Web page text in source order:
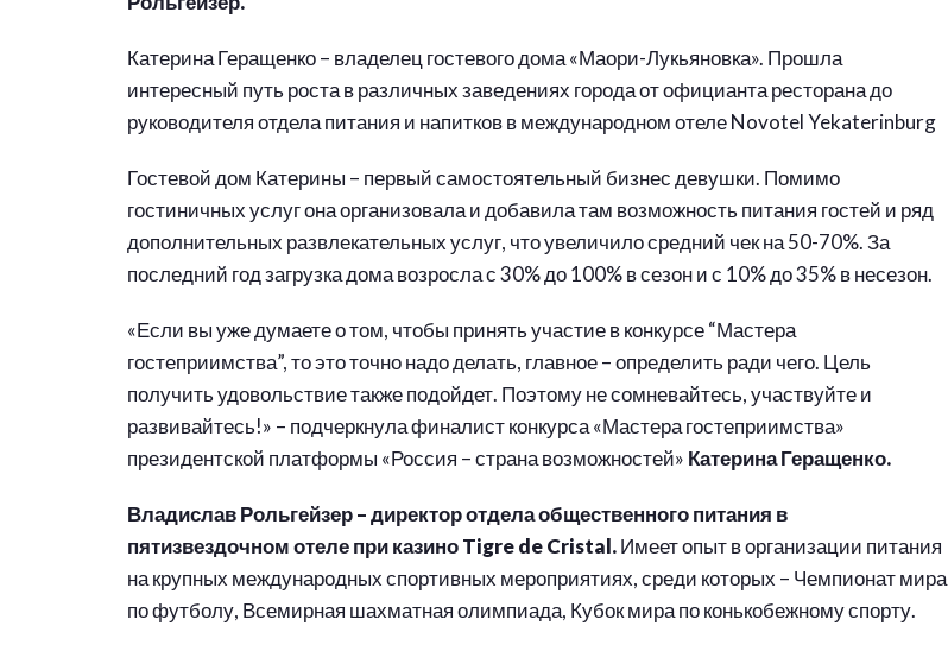
Катерина Геращенко – владелец гостевого дома «Маори-Лукьяновка». Прошла
интересный путь роста в различных заведениях города от официанта ресторана до
руководителя отдела питания и напитков в международном отеле Novotel Yekaterinburg
Гостевой дом Катерины – первый самостоятельный бизнес девушки. Помимо
гостиничных услуг она организовала и добавила там возможность питания гостей и ряд
дополнительных развлекательных услуг, что увеличило средний чек на 50-70%. За
последний год загрузка дома возросла с 30% до 100% в сезон и с 10% до 35% в несезон.
«Если вы уже думаете о том, чтобы принять участие в конкурсе “Мастера
гостеприимства”, то это точно надо делать, главное – определить ради чего. Цель
получить удовольствие также подойдет. Поэтому не сомневайтесь, участвуйте и
развивайтесь!» – подчеркнула финалист конкурса «Мастера гостеприимства»
президентской платформы «Россия – страна возможностей» Катерина Геращенко.
Владислав Рольгейзер – директор отдела общественного питания в
пятизвездочном отеле при казино Tigre de Cristal.Имеет опыт в организации питания
на крупных международных спортивных мероприятиях, среди которых – Чемпионат мира
по футболу, Всемирная шахматная олимпиада, Кубок мира по конькобежному спорту.